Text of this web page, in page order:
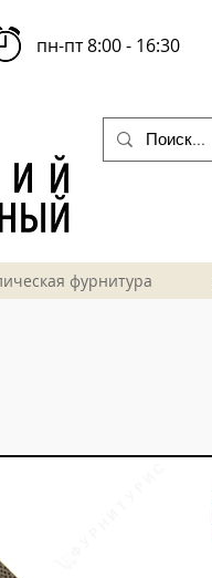
пн-пт 8:00 - 16:30
фурнитура